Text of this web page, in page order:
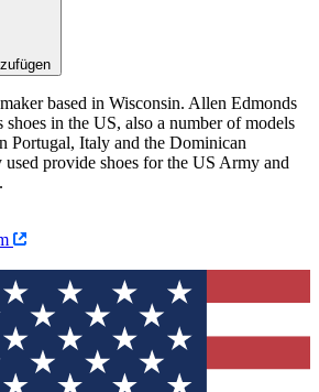
based in Wisconsin. Allen Edmonds
shoes in the US, also a number of models
Portugal, Italy and the Dominican
provide shoes for the US Army and